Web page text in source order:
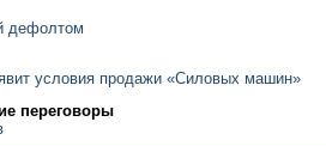
дефолтом
условия продажи «Силовых машин»
переговоры